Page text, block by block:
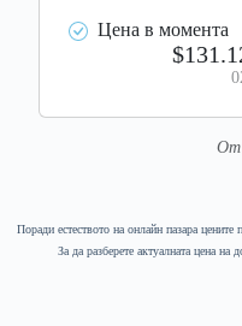
Цена в момента
От
Поради естеството на онлайн пазара
За да разберете актуалната цена на